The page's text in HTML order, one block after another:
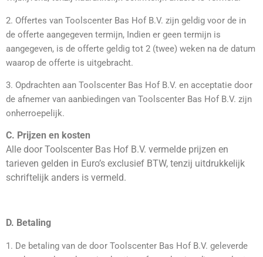
2. Offertes van Toolscenter Bas Hof B.V. zijn geldig voor de in
de offerte aangegeven termijn, Indien er geen termijn is
aangegeven, is de offerte geldig tot 2 (twee) weken na de datum
waarop de offerte is uitgebracht.
3. Opdrachten aan Toolscenter Bas Hof B.V. en acceptatie door
de afnemer van aanbiedingen van Toolscenter Bas Hof B.V. zijn
onherroepelijk.
C. Prijzen en kosten
Alle door Toolscenter Bas Hof B.V. vermelde prijzen en
tarieven gelden in Euro’s exclusief BTW, tenzij uitdrukkelijk
schriftelijk anders is vermeld.
D. Betaling
1. De betaling van de door Toolscenter Bas Hof B.V. geleverde